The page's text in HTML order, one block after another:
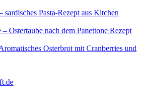
Pasta-Rezept aus Kitchen
Ostertaube nach dem Panettone Rezept
Osterbrot mit Cranberries und